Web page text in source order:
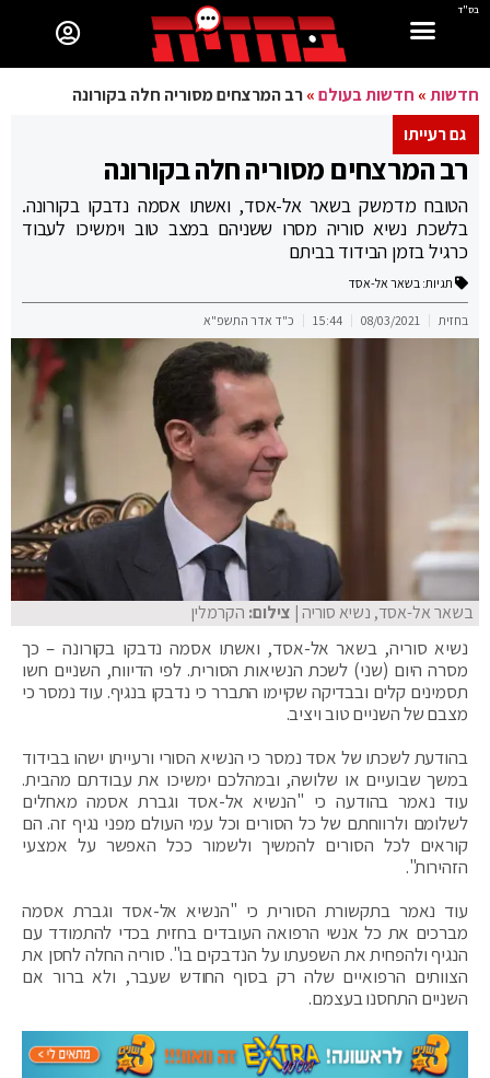
בס"ד
חדשות» חדשות בעולם»רב המרצחים מסוריה חלה בקורונה
גם רעייתו
רב המרצחים מסוריה חלה בקורונה
הטובח מדמשק בשאר אל-אסד, ואשתו אסמה נדבקו בקורונה.
בלשכת נשיא סוריה מסרו ששניהם במצב טוב וימשיכו לעבוד
כרגיל בזמן הבידוד בביתם
תגיות: בשאר אל-אסד
בחזית 08/03/2021
15:44 כ"ד אדר התשפ"א
בשאר אל-אסד, נשיא סוריה| צילום: הקרמלין
נשיא סוריה, בשאר אל-אסד, ואשתו אסמה נדבקו בקורונה – כך
מסרה היום (שני) לשכת הנשיאות הסורית. לפי הדיווח, השניים חשו
תסמינים קלים ובבדיקה שקיימו התברר כי נדבקו בנגיף. עוד נמסר כי
מצבם של השניים טוב ויציב.
בהודעת לשכתו של אסד נמסר כי הנשיא הסורי ורעייתו ישהו בבידוד
במשך שבועיים או שלושה, ובמהלכם ימשיכו את עבודתם מהבית.
עוד נאמר בהודעה כי "הנשיא אל-אסד וגברת אסמה מאחלים
לשלומם ולרווחתם של כל הסורים וכל עמי העולם מפני נגיף זה. הם
קוראים לכל הסורים להמשיך ולשמור ככל האפשר על אמצעי
הזהירות".
עוד נאמר בתקשורת הסורית כי "הנשיא אל-אסד וגברת אסמה
מברכים את כל אנשי הרפואה העובדים בחזית בכדי להתמודד עם
הנגיף ולהפחית את השפעתו על הנדבקים בו". סוריה החלה לחסן את
הצוותים הרפואיים שלה רק בסוף החודש שעבר, ולא ברור אם
השניים התחסנו בעצמם.